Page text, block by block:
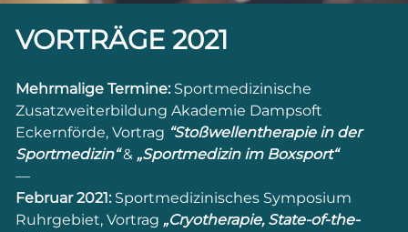
VORTRÄGE 2021
Mehrmalige Termine:Sportmedizinische
Zusatzweiterbildung Akademie Dampsoft
Eckernförde, Vortrag “Stoßwellentherapie in der
Sportmedizin“& „Sportmedizin im Boxsport“
—
Februar 2021: Sportmedizinisches Symposium
Ruhrgebiet, Vortrag „Cryotherapie, State-of-the-